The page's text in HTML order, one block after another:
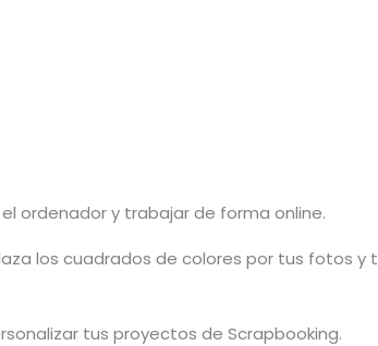
ordenador y trabajar de forma online.
los cuadrados de colores por tus fotos
tus proyectos de Scrapbooking.